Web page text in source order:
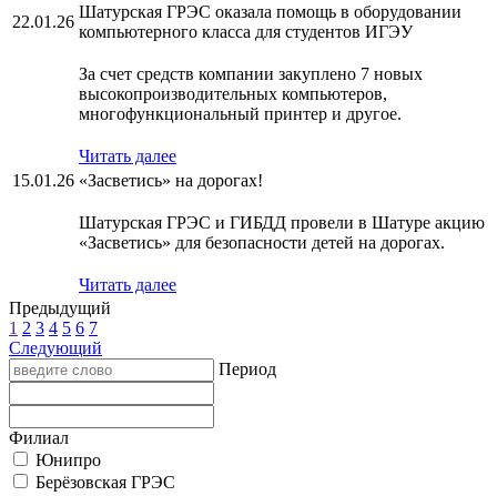
22.01.26
Шатурская ГРЭС оказала помощь в оборудовании
компьютерного класса для студентов ИГЭУ
За счет средств компании закуплено 7 новых
высокопроизводительных компьютеров,
многофункциональный принтер и другое.
Читать далее
15.01.26 «Засветись» на дорогах!
Шатурская ГРЭС и ГИБДД провели в Шатуре акцию
«Засветись» для безопасности детей на дорогах.
Читать далее
Предыдущий
1 2 3 4 5 6 7
Следующий
Период
Филиал
Юнипро
Берёзовская ГРЭС